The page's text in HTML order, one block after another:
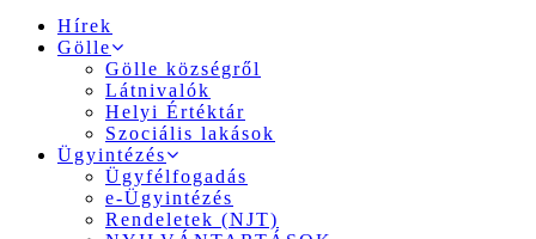
Hírek
Gölle
Gölle községről
Látnivalók
Helyi Értéktár
Szociális lakások
Ügyintézés
Ügyfélfogadás
e-Ügyintézés
Rendeletek (NJT)